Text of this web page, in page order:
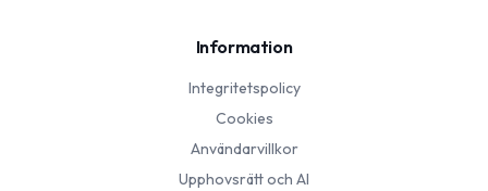
Information
Integritetspolicy
Cookies
Användarvillkor
Upphovsrätt och AI